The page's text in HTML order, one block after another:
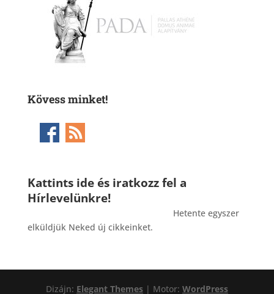
Kövess minket!
Kattints ide és iratkozz fel a
Hírlevelünkre!
Hetente egyszer
elküldjük Neked új cikkeinket.
Dizájn: Elegant Themes| Motor: WordPress